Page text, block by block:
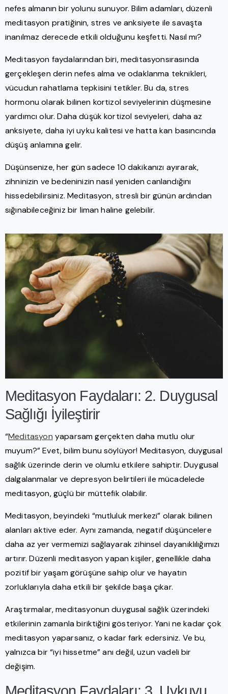
nefes almanın bir yolunu sunuyor. Bilim adamları, düzenli
meditasyon pratiğinin, stres ve anksiyete ile savaşta
inanılmaz derecede etkili olduğunu keşfetti. Nasıl mı?
Meditasyon faydalarından biri, meditasyonsırasında
gerçekleşen derin nefes alma ve odaklanma teknikleri,
vücudun rahatlama tepkisini tetikler. Bu da, stres
hormonu olarak bilinen kortizol seviyelerinin düşmesine
yardımcı olur. Daha düşük kortizol seviyeleri, daha az
anksiyete, daha iyi uyku kalitesi ve hatta kan basıncında
düşüş anlamına gelir.
Düşünsenize, her gün sadece 10 dakikanızı ayırarak,
zihninizin ve bedeninizin nasıl yeniden canlandığını
hissedebilirsiniz. Meditasyon, stresli bir günün ardından
sığınabileceğiniz bir liman haline gelebilir.
Meditasyon Faydaları: 2. Duygusal
Sağlığı İyileştirir
“Meditasyon yaparsam gerçekten daha mutlu olur
muyum?” Evet, bilim bunu söylüyor! Meditasyon, duygusal
sağlık üzerinde derin ve olumlu etkilere sahiptir. Duygusal
dalgalanmalar ve depresyon belirtileri ile mücadelede
meditasyon, güçlü bir müttefik olabilir.
Meditasyon, beyindeki “mutluluk merkezi” olarak bilinen
alanları aktive eder. Aynı zamanda, negatif düşüncelere
daha az yer vermemizi sağlayarak zihinsel dayanıklılığımızı
artırır. Düzenli meditasyon yapan kişiler, genellikle daha
pozitif bir yaşam görüşüne sahip olur ve hayatın
zorluklarıyla daha etkili bir şekilde başa çıkar.
Araştırmalar, meditasyonun duygusal sağlık üzerindeki
etkilerinin zamanla biriktiğini gösteriyor. Yani ne kadar çok
meditasyon yaparsanız, o kadar fark edersiniz. Ve bu,
yalnızca bir “iyi hissetme” anı değil, uzun vadeli bir
değişim.